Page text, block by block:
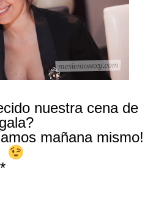
nuestra cena de
gala?
mañana mismo!